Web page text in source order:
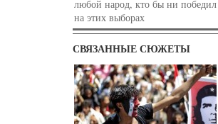
любой народ, кто бы ни победил
на этих выборах
СВЯЗАННЫЕ СЮЖЕТЫ